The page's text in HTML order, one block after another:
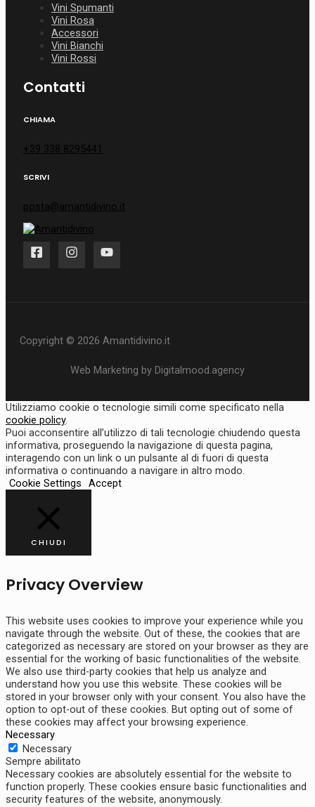
Vini Spumanti
Vini Rosa
Accessori
Vini Bianchi
Vini Rossi
Contatti
CHIAMA
+39 338 8295441
SCRIVI
posta@amantidivino.it
Copyright © 2026 Amantidivino.it
Web Marketing by Digitalmood.agency
Utilizziamo cookie o tecnologie simili come specificato nella
cookie policy.
Puoi acconsentire all’utilizzo di tali tecnologie chiudendo questa
informativa, proseguendo la navigazione di questa pagina,
interagendo con un link o un pulsante al di fuori di questa
informativa o continuando a navigare in altro modo.
Cookie Settings
Accept
CHIUDI
Privacy Overview
This website uses cookies to improve your experience while you
navigate through the website. Out of these, the cookies that are
categorized as necessary are stored on your browser as they are
essential for the working of basic functionalities of the website.
We also use third-party cookies that help us analyze and
understand how you use this website. These cookies will be
stored in your browser only with your consent. You also have the
option to opt-out of these cookies. But opting out of some of
these cookies may affect your browsing experience.
Necessary
Necessary
Sempre abilitato
Necessary cookies are absolutely essential for the website to
function properly. These cookies ensure basic functionalities and
security features of the website, anonymously.